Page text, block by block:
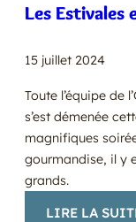
Les Estivales
15 juillet 2024
Toute l’équipe de
s’est démenée
magnifiques
gourmandise, il y
grands.
LIRE LA